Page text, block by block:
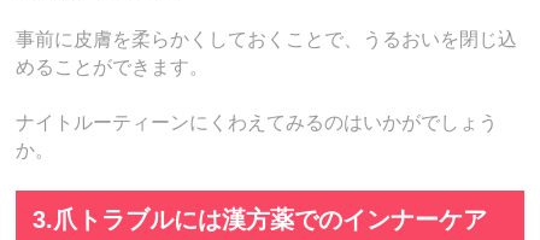
事前に皮膚を柔らかくしておくことで、うるおいを閉じ込
めることができます。
ナイトルーティーンにくわえてみるのはいかがでしょう
か。
3.爪トラブルには漢方薬でのインナーケア